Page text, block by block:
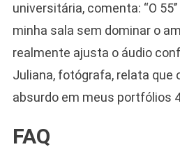
universitária, comenta: “O
minha sala sem dominar o
realmente ajusta o áudio
Juliana, fotógrafa, relata que
absurdo em meus portfólios
FAQ